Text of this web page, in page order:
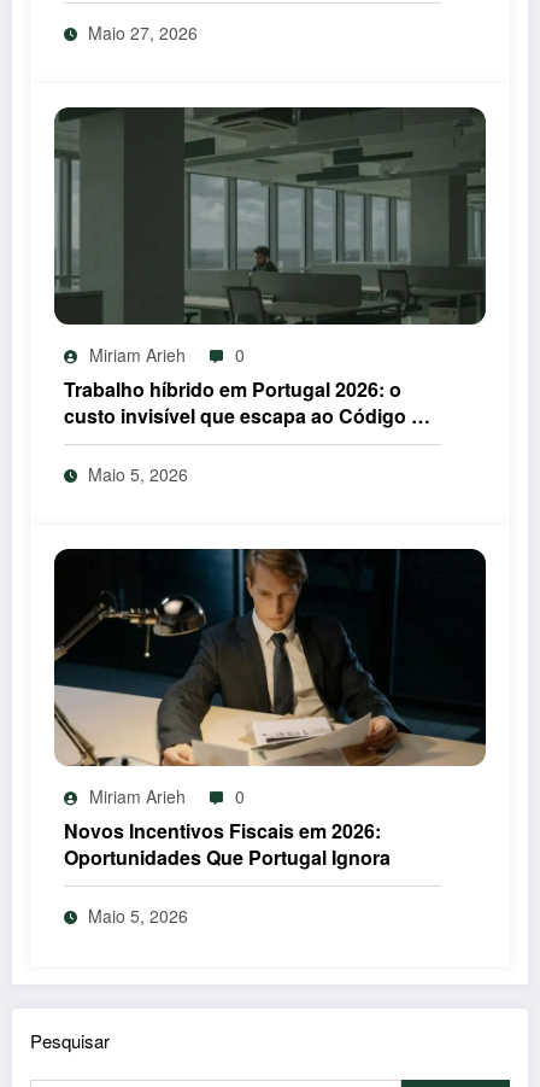
Maio 27, 2026
Miriam Arieh 0
Trabalho híbrido em Portugal 2026: o
custo invisível que escapa ao Código do
Trabalho
Maio 5, 2026
Miriam Arieh 0
Novos Incentivos Fiscais em 2026:
Oportunidades Que Portugal Ignora
Maio 5, 2026
Pesquisar